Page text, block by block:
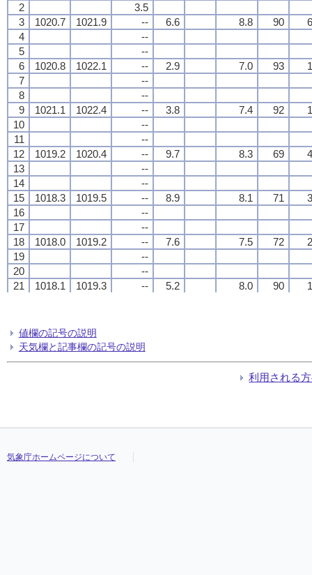
2
3.5
3
1020.7 1021.9 -- 6.6 8.8 90
4
--
5
--
6
1020.8 1022.1 -- 2.9 7.0 93
7
--
8
--
9
1021.1 1022.4 -- 3.8 7.4 92
10
--
11
--
12
1019.2 1020.4 -- 9.7 8.3 69
13
--
14
--
15
1018.3 1019.5 -- 8.9 8.1 71
16
--
17
--
18
1018.0 1019.2 -- 7.6 7.5 72
19
--
20
--
21
1018.1 1019.3 -- 5.2 8.0 90
24
1017.3 1018.6
2
3.5
3
1020.7 1021.9 -- 6.6 8.8 90
4
--
5
--
6
1020.8 1022.1 -- 2.9 7.0 93
7
--
8
--
9
1021.1 1022.4 -- 3.8 7.4 92
10
--
11
--
12
1019.2 1020.4 -- 9.7 8.3 69
13
--
14
--
15
1018.3 1019.5 -- 8.9 8.1 71
16
--
17
--
18
1018.0 1019.2 -- 7.6 7.5 72
19
--
20
--
21
1018.1 1019.3 -- 5.2 8.0 90
24
1017.3 1018.6
2
3.5
3
1020.7 1021.9 -- 6.6 8.8 90
4
--
5
--
6
1020.8 1022.1 -- 2.9 7.0 93
7
--
8
--
9
1021.1 1022.4 -- 3.8 7.4 92
10
--
11
--
12
1019.2 1020.4 -- 9.7 8.3 69
13
--
14
--
15
1018.3 1019.5 -- 8.9 8.1 71
16
--
17
--
18
1018.0 1019.2 -- 7.6 7.5 72
19
--
20
--
21
1018.1 1019.3 -- 5.2 8.0 90
24
1017.3 1018.6
2
3.5
3
1020.7 1021.9 -- 6.6 8.8 90
4
--
5
--
6
1020.8 1022.1 -- 2.9 7.0 93
7
--
8
--
9
1021.1 1022.4 -- 3.8 7.4 92
10
--
11
--
12
1019.2 1020.4 -- 9.7 8.3 69
13
--
14
--
15
1018.3 1019.5 -- 8.9 8.1 71
16
--
17
--
18
1018.0 1019.2 -- 7.6 7.5 72
19
--
20
--
21
1018.1 1019.3 -- 5.2 8.0 90
24
1017.3 1018.6
値欄の記号の説明
天気欄と記事欄の記号の説明
利用される
気象庁ホームページについて